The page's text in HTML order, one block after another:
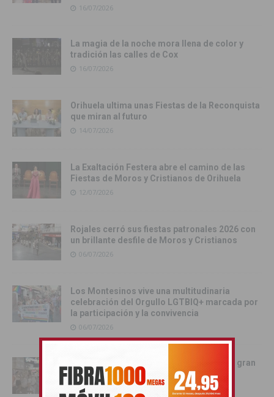
16/07/2026
La magia de la noche mora llena de color y
tradición las calles de Cox
16/07/2026
Orihuela ultima unas Fiestas de la Reconquista
que miran al futuro
14/07/2026
La Exaltación Festera abre el camino de las
Fiestas de Moros y Cristianos de Orihuela
12/07/2026
Rojales cerró sus fiestas patronales 2026 con
un brillante desfile de Moros y Cristianos
06/07/2026
Los Montesinos vive una multitudinaria
celebración del Orgullo LGTBIQ+ marcada por
la participación y la convivencia
06/07/2026
Rojales vive una noche inolvidable con la gran
Charanga de sus fiestas patronales
05/07/2026